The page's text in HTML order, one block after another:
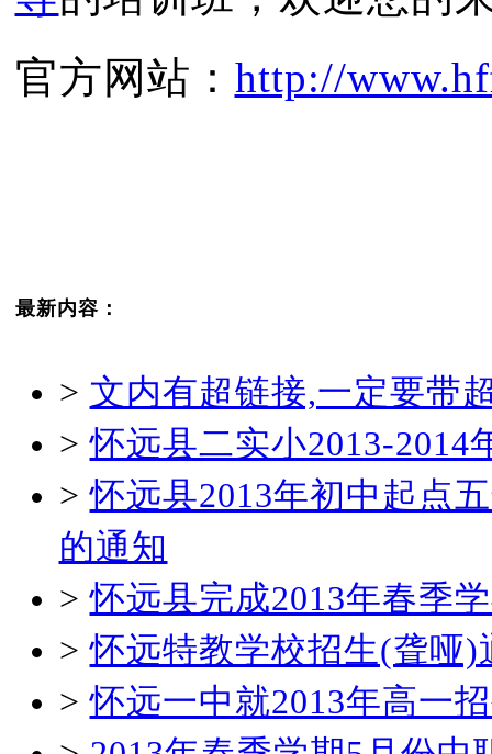
官方网站： http://
最新内容：
> 文内有超链接,一定要带
>怀远县二实小2013-2014
>怀远县2013年初中起点
的通知
>怀远县完成2013年春季
>怀远特教学校招生(聋哑)
>怀远一中就2013年高一